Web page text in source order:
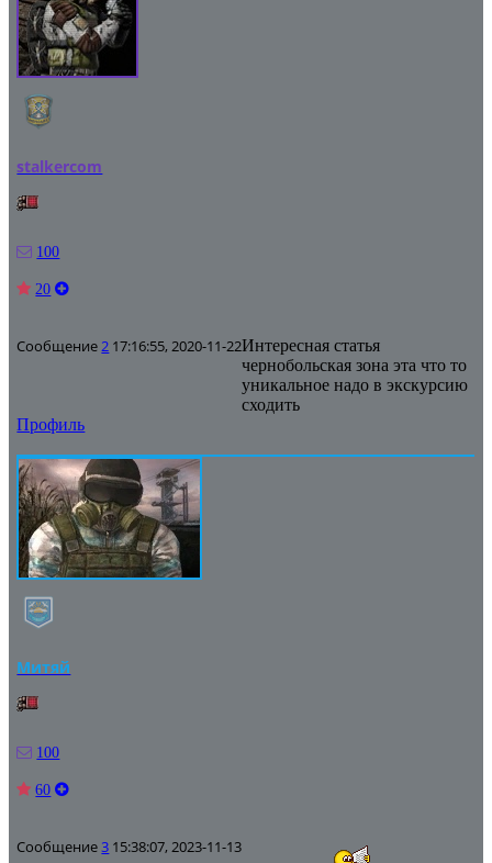
stalkercom
100
20
Сообщение2 17:16:55, 2020-11-22Интересная статья
чернобольская зона эта что то
уникальное надо в экскурсию
сходить
Профиль
Митяй
100
60
Сообщение3 15:38:07, 2023-11-13